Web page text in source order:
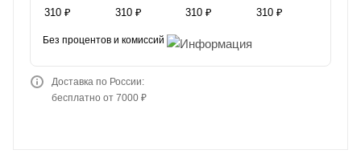
310 ₽ 310 ₽ 310 ₽ 310 ₽
Без процентов и комиссий
Доставка по России:
бесплатно от 7000 ₽